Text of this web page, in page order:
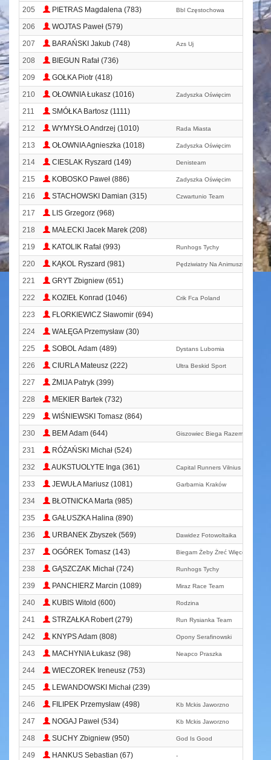
205
PIETRAS Magdalena (783) Bbl Częstochowa
206
WOJTAS Paweł (579)
207
BARAŃSKI Jakub (748) Azs Uj
208
BIEGUN Rafał (736)
209
GOŁKA Piotr (418)
210
OŁOWNIA Łukasz (1016) Zadyszka Oświęcim
211
SMÓŁKA Bartosz (1111)
212
WYMYSŁO Andrzej (1010) Rada Miasta
213 OŁOWNIA Agnieszka (1018) Zadyszka Oświęcim
214 CIESLAK Ryszard (149) Denisteam
215 KOBOSKO Paweł (886) Zadyszka Oświęcim
216 STACHOWSKI Damian (315) Czwartunio Team
217
LIS Grzegorz (968)
218
MAŁECKI Jacek Marek (208)
219
KATOLIK Rafał (993) Runhogs Tychy
220 KĄKOL Ryszard (981) Pędziwiatry Na Animuszu
221
GRYT Zbigniew (651)
222
KOZIEŁ Konrad (1046) Crik Fca Poland
223
FLORKIEWICZ Sławomir (694)
224
WAŁĘGA Przemysław (30)
225
SOBOL Adam (489) Dystans Lubomia
226 CIURLA Mateusz (222) Ultra Beskid Sport
227
ŻMIJA Patryk (399)
228
MEKIER Bartek (732)
229
WIŚNIEWSKI Tomasz (864)
230
BEM Adam (644) Giszowiec Biega Razem
231
RÓŻAŃSKI Michał (524)
232
AUKSTUOLYTE Inga (361) Capital Runners Vilnius
233 JEWUŁA Mariusz (1081) Garbarnia Kraków
234
BŁOTNICKA Marta (985)
235
GAŁUSZKA Halina (890)
236
URBANEK Zbyszek (569) Dawidez Fotowoltaika
237 OGÓREK Tomasz (143) Biegam Żeby Żreć Więcej
238 GĄSZCZAK Michał (724) Runhogs Tychy
239 PANCHIERZ Marcin (1089) Miraz Race Team
240 KUBIS Witold (600) Rodzina
241 STRZAŁKA Robert (279) Run Rysianka Team
242 KNYPS Adam (808) Opony Serafinowski
243 MACHYNIA Łukasz (98) Neapco Praszka
244
WIECZOREK Ireneusz (753)
245
LEWANDOWSKI Michał (239)
246
FILIPEK Przemysław (498) Kb Mckis Jaworzno
247 NOGAJ Paweł (534) Kb Mckis Jaworzno
248 SUCHY Zbigniew (950) God Is Good
249 HANKUS Sebastian (67) -